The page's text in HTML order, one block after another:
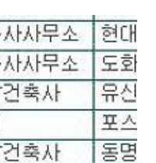
씨씨건설 - 스위첸 금호건
움 삼성에버랜드 3 환경.조
(법) 1 쌍용 예가 경남기업
태영건설 - 데시앙 한신공